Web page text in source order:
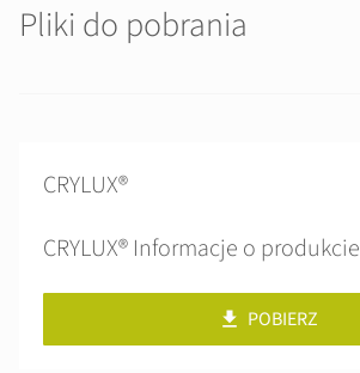
Pliki do pobrania
CRYLUX®
CRYLUX® Informacje o produkcie
POBIERZ